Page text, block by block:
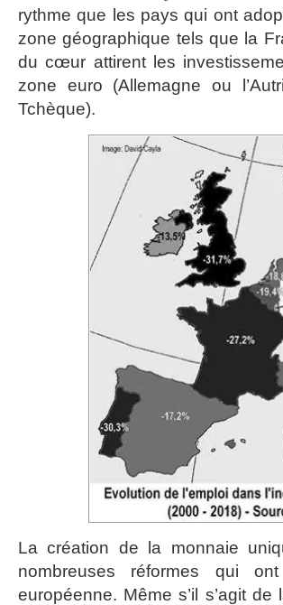
rythme que les pays qui ont
zone géographique tels que la
du cœur attirent les
zone euro (Allemagne ou
Tchèque).
La création de la monnaie
nombreuses réformes qui
européenne. Même s’il s’agit